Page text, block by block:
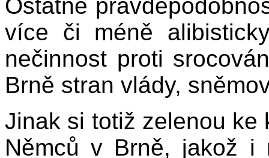
Ostatně
více či méně
nečinnost proti
Brně stran vlády,
Jinak si totiž zelenou ke
Němců v Brně, jakož i